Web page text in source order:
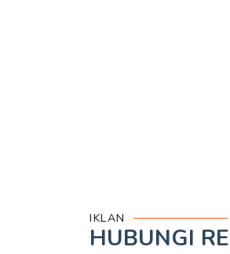
IKLAN
HUBUNGI